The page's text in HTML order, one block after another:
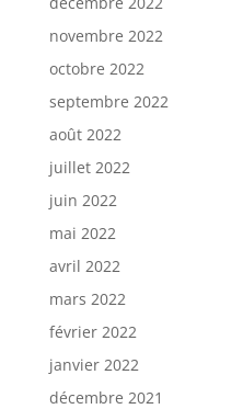
novembre 2022
octobre 2022
septembre 2022
août 2022
juillet 2022
juin 2022
mai 2022
avril 2022
mars 2022
février 2022
janvier 2022
décembre 2021